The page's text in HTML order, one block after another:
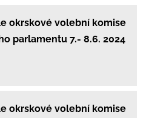
okrskové volební komise
parlamentu 7.- 8.6. 2024
okrskové volební komise